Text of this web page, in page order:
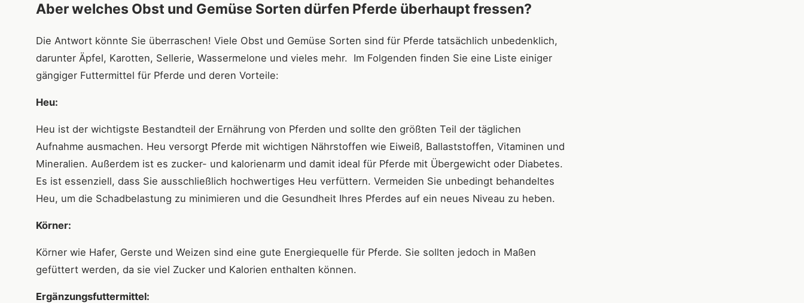
Aber welches Obst und Gemüse Sorten dürfen Pferde überhaupt fressen?
Die Antwort könnte Sie überraschen! Viele Obst und Gemüse Sorten sind für Pferde tatsächlich unbedenklich,
darunter Äpfel, Karotten, Sellerie, Wassermelone und vieles mehr. Im Folgenden finden Sie eine Liste einiger
gängiger Futtermittel für Pferde und deren Vorteile:
Heu:
Heu ist der wichtigste Bestandteil der Ernährung von Pferden und sollte den größten Teil der täglichen
Aufnahme ausmachen. Heu versorgt Pferde mit wichtigen Nährstoffen wie Eiweiß, Ballaststoffen, Vitaminen und
Mineralien. Außerdem ist es zucker- und kalorienarm und damit ideal für Pferde mit Übergewicht oder Diabetes.
Es ist essenziell, dass Sie ausschließlich hochwertiges Heu verfüttern. Vermeiden Sie unbedingt behandeltes
Heu, um die Schadbelastung zu minimieren und die Gesundheit Ihres Pferdes auf ein neues Niveau zu heben.
Körner:
Körner wie Hafer, Gerste und Weizen sind eine gute Energiequelle für Pferde. Sie sollten jedoch in Maßen
gefüttert werden, da sie viel Zucker und Kalorien enthalten können.
Ergänzungsfuttermittel: